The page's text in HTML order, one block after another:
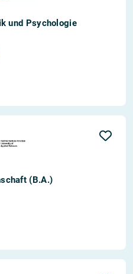
und Psychologie
(B.A.)